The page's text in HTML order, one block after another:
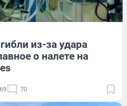
из-за удара
о налете на
70